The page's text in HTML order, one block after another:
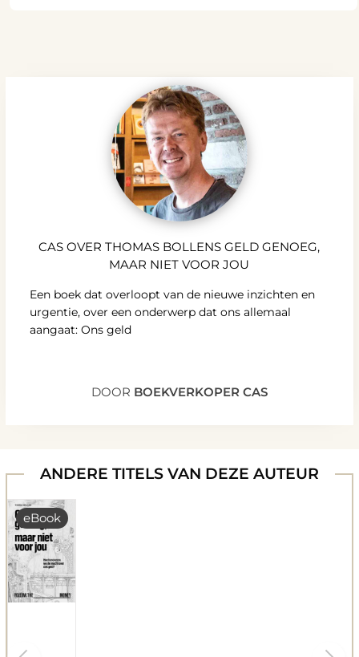
CAS OVER THOMAS BOLLENS GELD GENOEG,
MAAR NIET VOOR JOU
Een boek dat overloopt van de nieuwe inzichten en
urgentie, over een onderwerp dat ons allemaal
aangaat: Ons geld
DOOR BOEKVERKOPER CAS
ANDERE TITELS VAN DEZE AUTEUR
eBook